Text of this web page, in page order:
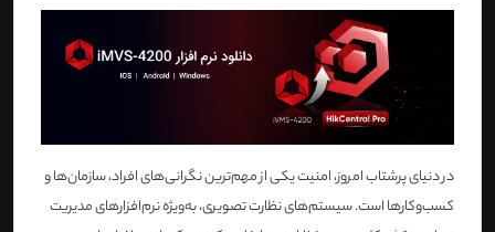
در دنیای پرشتاب امروز، امنیت یکی از مهم‌ترین نگرانی‌های افراد، سازمان‌ها و
کسب‌وکارها است. سیستم‌های نظارت تصویری، به‌ویژه نرم‌افزارهای مدیریت